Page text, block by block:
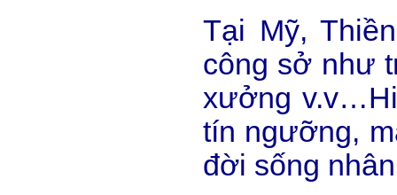
Tại Mỹ,
công sở như
xưởng
tín ngưỡng,
đời sống